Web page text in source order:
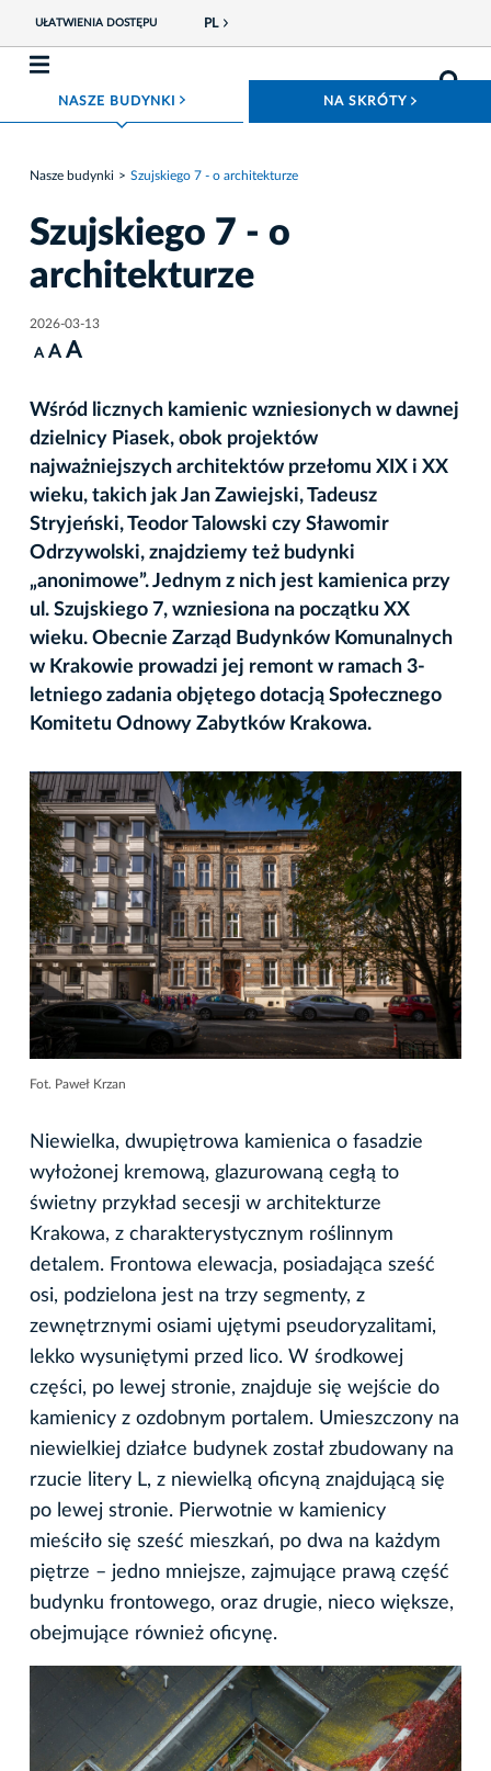
UŁATWIENIA DOSTĘPU PL
NASZE BUDYNKI ROZWIŃ MENU NA SKRÓTY
Nasze budynki Szujskiego 7 - o architekturze
Szujskiego 7 - o
architekturze
2026-03-13
A A A
Wśród licznych kamienic wzniesionych w dawnej
dzielnicy Piasek, obok projektów
najważniejszych architektów przełomu XIX i XX
wieku, takich jak Jan Zawiejski, Tadeusz
Stryjeński, Teodor Talowski czy Sławomir
Odrzywolski, znajdziemy też budynki
„anonimowe”. Jednym z nich jest kamienica przy
ul. Szujskiego 7, wzniesiona na początku XX
wieku. Obecnie Zarząd Budynków Komunalnych
w Krakowie prowadzi jej remont w ramach 3-
letniego zadania objętego dotacją Społecznego
Komitetu Odnowy Zabytków Krakowa.
Fot. Paweł Krzan
Niewielka, dwupiętrowa kamienica o fasadzie
wyłożonej kremową, glazurowaną cegłą to
świetny przykład secesji w architekturze
Krakowa, z charakterystycznym roślinnym
detalem. Frontowa elewacja, posiadająca sześć
osi, podzielona jest na trzy segmenty, z
zewnętrznymi osiami ujętymi pseudoryzalitami,
lekko wysuniętymi przed lico. W środkowej
części, po lewej stronie, znajduje się wejście do
kamienicy z ozdobnym portalem. Umieszczony na
niewielkiej działce budynek został zbudowany na
rzucie litery L, z niewielką oficyną znajdującą się
po lewej stronie. Pierwotnie w kamienicy
mieściło się sześć mieszkań, po dwa na każdym
piętrze – jedno mniejsze, zajmujące prawą część
budynku frontowego, oraz drugie, nieco większe,
obejmujące również oficynę.